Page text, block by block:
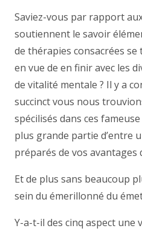
Saviez-vous par rapport
soutiennent le savoir
de thérapies consacrées
en vue de en finir avec les
de vitalité mentale ? Il y a
succinct vous nous
spécilisés dans ces
plus grande partie d’entre
préparés de vos avantages
Et de plus sans beaucoup
sein du émerillonné du
Y-a-t-il des cinq aspect une